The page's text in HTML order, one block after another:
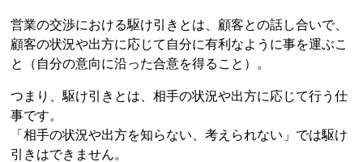
営業の交渉における駆け引きとは、顧客との話し合いで、
顧客の状況や出方に応じて自分に有利なように事を運ぶこ
と（自分の意向に沿った合意を得ること）。
つまり、駆け引きとは、相手の状況や出方に応じて行う仕
事です。
「相手の状況や出方を知らない、考えられない」では駆け
引きはできません。